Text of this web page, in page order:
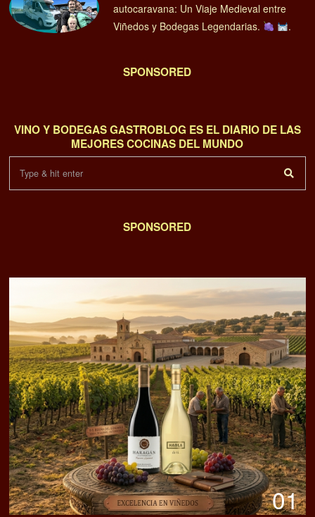
autocaravana: Un Viaje Medieval entre
Viñedos y Bodegas Legendarias.
.
SPONSORED
VINO Y BODEGAS GASTROBLOG ES EL DIARIO DE LAS
MEJORES COCINAS DEL MUNDO
SPONSORED
01